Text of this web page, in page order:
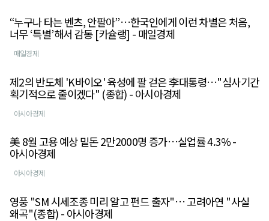
“누구나 타는 벤츠, 안팔아”…한국인에게 이런 차별은 처음,
너무 ‘특별’해서 감동 [카슐랭] - 매일경제
매일경제
제2의 반도체 'K바이오' 육성에 팔 걷은 李대통령…"심사기간
획기적으로 줄이겠다" (종합) - 아시아경제
아시아경제
美 8월 고용 예상 밑돈 2만2000명 증가…실업률 4.3% -
아시아경제
아시아경제
영풍 "SM 시세조종 미리 알고 펀드 출자"… 고려아연 "사실
왜곡"(종합) - 아시아경제